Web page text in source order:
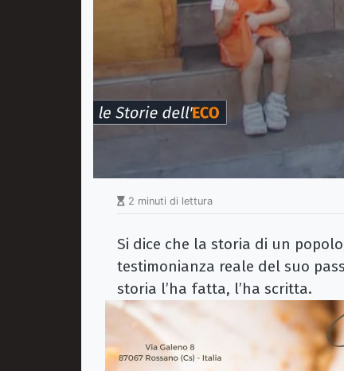
2 minuti di lettura
Si dice che la storia di un
testimonianza reale del suo
storia l’ha fatta, l’ha scritta.